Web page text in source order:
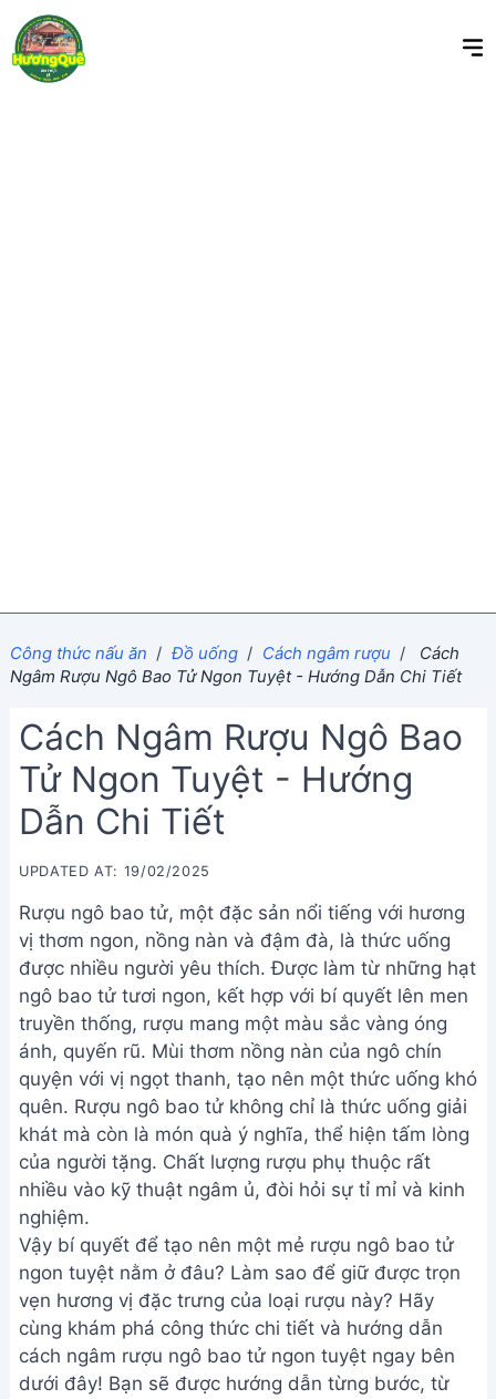
Công thức nấu ăn / Đồ uống / Cách ngâm rượu /
Cách
Ngâm Rượu Ngô Bao Tử Ngon Tuyệt - Hướng Dẫn Chi Tiết
Cách Ngâm Rượu Ngô Bao
Tử Ngon Tuyệt - Hướng
Dẫn Chi Tiết
UPDATED AT: 19/02/2025
Rượu ngô bao tử, một đặc sản nổi tiếng với hương
vị thơm ngon, nồng nàn và đậm đà, là thức uống
được nhiều người yêu thích. Được làm từ những hạt
ngô bao tử tươi ngon, kết hợp với bí quyết lên men
truyền thống, rượu mang một màu sắc vàng óng
ánh, quyến rũ. Mùi thơm nồng nàn của ngô chín
quyện với vị ngọt thanh, tạo nên một thức uống khó
quên. Rượu ngô bao tử không chỉ là thức uống giải
khát mà còn là món quà ý nghĩa, thể hiện tấm lòng
của người tặng. Chất lượng rượu phụ thuộc rất
nhiều vào kỹ thuật ngâm ủ, đòi hỏi sự tỉ mỉ và kinh
nghiệm.
Vậy bí quyết để tạo nên một mẻ rượu ngô bao tử
ngon tuyệt nằm ở đâu? Làm sao để giữ được trọn
vẹn hương vị đặc trưng của loại rượu này? Hãy
cùng khám phá công thức chi tiết và hướng dẫn
cách ngâm rượu ngô bao tử ngon tuyệt ngay bên
dưới đây! Bạn sẽ được hướng dẫn từng bước, từ